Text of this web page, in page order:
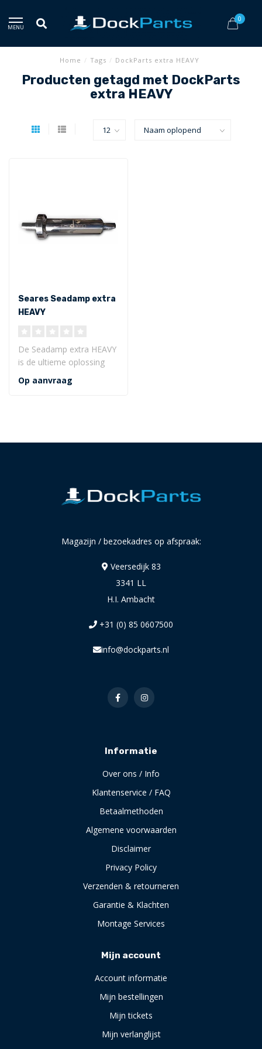
MENU
0
Home / Tags / DockParts extra HEAVY
Producten getagd met DockParts
extra HEAVY
Seares Seadamp extra
HEAVY
De Seadamp extra HEAVY
is de ultieme oplossing
voor het stabiel en veilig
afmer..
Op aanvraag
Magazijn / bezoekadres op afspraak:
Veersedijk 83
3341 LL
H.I. Ambacht
+31 (0) 85 0607500
info@dockparts.nl
Informatie
Over ons / Info
Klantenservice / FAQ
Betaalmethoden
Algemene voorwaarden
Disclaimer
Privacy Policy
Verzenden & retourneren
Garantie & Klachten
Montage Services
Mijn account
Account informatie
Mijn bestellingen
Mijn tickets
Mijn verlanglijst